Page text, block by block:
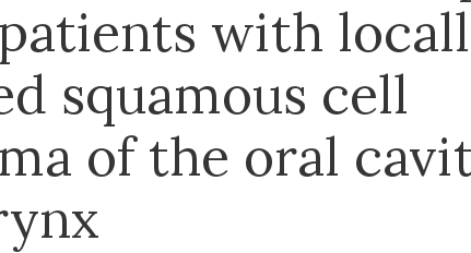
with
squamous cell
of the oral